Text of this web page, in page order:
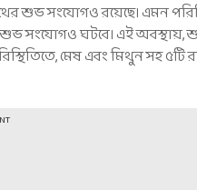
শুভ সংযোগও রয়েছে। এমন
সংযোগও ঘটবে। এই অবস্থায়,
মেষ এবং মিথুন সহ